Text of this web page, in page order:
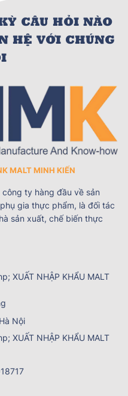
CÂU HỎI NÀO
HỆ VỚI CHÚNG
MALT MINH KIẾN
ty hàng đầu về sản
gia thực phẩm, là đối tác
sản xuất, chế biến thực
Nội